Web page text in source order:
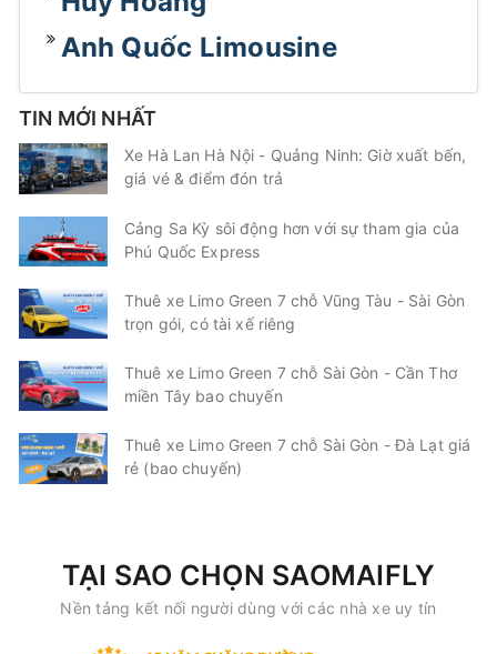
Anh Quốc Limousine
TIN MỚI NHẤT
Xe Hà Lan Hà Nội - Quảng Ninh: Giờ xuất bến,
giá vé & điểm đón trả
Cảng Sa Kỳ sôi động hơn với sự tham gia của
Phú Quốc Express
Thuê xe Limo Green 7 chỗ Vũng Tàu - Sài Gòn
trọn gói, có tài xế riêng
Thuê xe Limo Green 7 chỗ Sài Gòn - Cần Thơ
miền Tây bao chuyến
Thuê xe Limo Green 7 chỗ Sài Gòn - Đà Lạt giá
rẻ (bao chuyến)
TẠI SAO CHỌN SAOMAIFLY
Nền tảng kết nối người dùng với các nhà xe uy tín